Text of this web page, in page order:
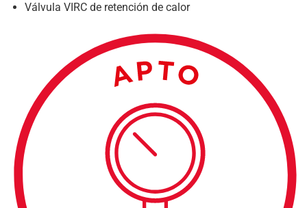
Válvula VIRC de retención de calor